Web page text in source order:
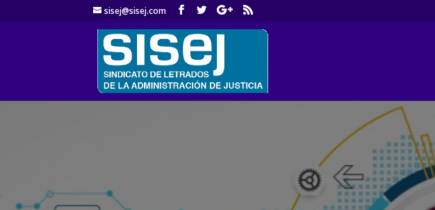
sisej@sisej.com
'